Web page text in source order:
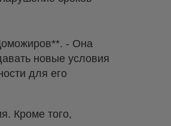
- Она
новые условия
для его
Кроме того,